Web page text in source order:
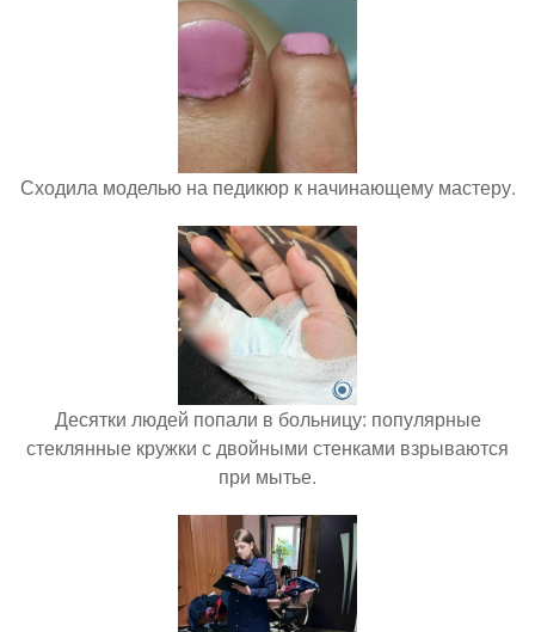
Сходила моделью на педикюр к начинающему мастеру.
Десятки людей попали в больницу: популярные
стеклянные кружки с двойными стенками взрываются
при мытье.